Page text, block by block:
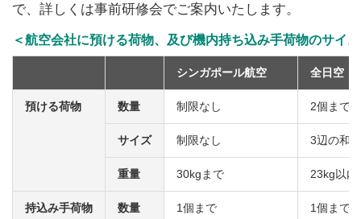
で、詳しくは事前研修会でご案内いたします。
＜航空会社に預ける荷物、及び機内持ち込み手荷物のサイ
シンガポール航空 全日空
預ける荷物 数量 制限なし 2個まで
サイズ 制限なし 3辺の和
重量 30kgまで 23kg以内
持込み手荷物 数量 1個まで 1個まで